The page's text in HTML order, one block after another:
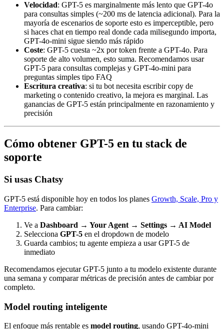
Velocidad: GPT-5 es marginalmente más lento que GPT-4o
para consultas simples (~200 ms de latencia adicional). Para la
mayoría de escenarios de soporte esto es imperceptible, pero
si haces chat en tiempo real donde cada milisegundo importa,
GPT-4o-mini sigue siendo más rápido
Coste: GPT-5 cuesta ~2x por token frente a GPT-4o. Para
soporte de alto volumen, esto suma. Recomendamos usar
GPT-5 para consultas complejas y GPT-4o-mini para
preguntas simples tipo FAQ
Escritura creativa: si tu bot necesita escribir copy de
marketing o contenido creativo, la mejora es marginal. Las
ganancias de GPT-5 están principalmente en razonamiento y
precisión
Cómo obtener GPT-5 en tu stack de
soporte
Si usas Chatsy
GPT-5 está disponible hoy en todos los planes Growth, Scale, Pro y
Enterprise. Para cambiar:
Ve a Dashboard → Your Agent → Settings → AI Model
Selecciona GPT-5 en el dropdown de modelo
Guarda cambios; tu agente empieza a usar GPT-5 de
inmediato
Recomendamos ejecutar GPT-5 junto a tu modelo existente durante
una semana y comparar métricas de precisión antes de cambiar por
completo.
Model routing inteligente
El enfoque más rentable es model routing, usando GPT-4o-mini